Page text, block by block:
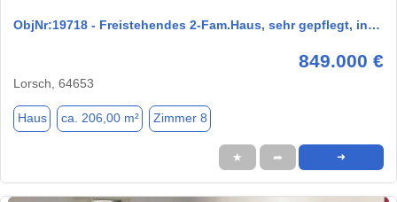
ObjNr:19718 - Freistehendes 2-Fam.Haus, sehr gepflegt, in…
849.000 €
Lorsch, 64653
Haus ca. 206,00 m² Zimmer 8
★ ➦ ➜